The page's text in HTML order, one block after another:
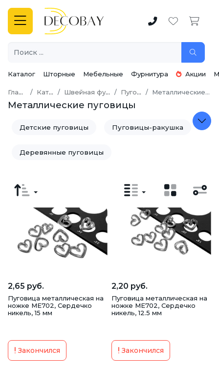
Каталог Шторные Мебельные Фурнитура Акции
Главная Каталог Швейная фурнитура Пуговицы Металлические пуговицы
Металлические пуговицы
Детские пуговицы Пуговицы-ракушка
Деревянные пуговицы
Пуговица-брошь
Пуговицы для пресса и Заготовки
2,65 руб.
Пуговица металлическая на
ножке ME702, Сердечко
никель, 15 мм
Закончился
2,20 руб.
Пуговица металлическая на
ножке ME702, Сердечко
никель, 12.5 мм
Закончился